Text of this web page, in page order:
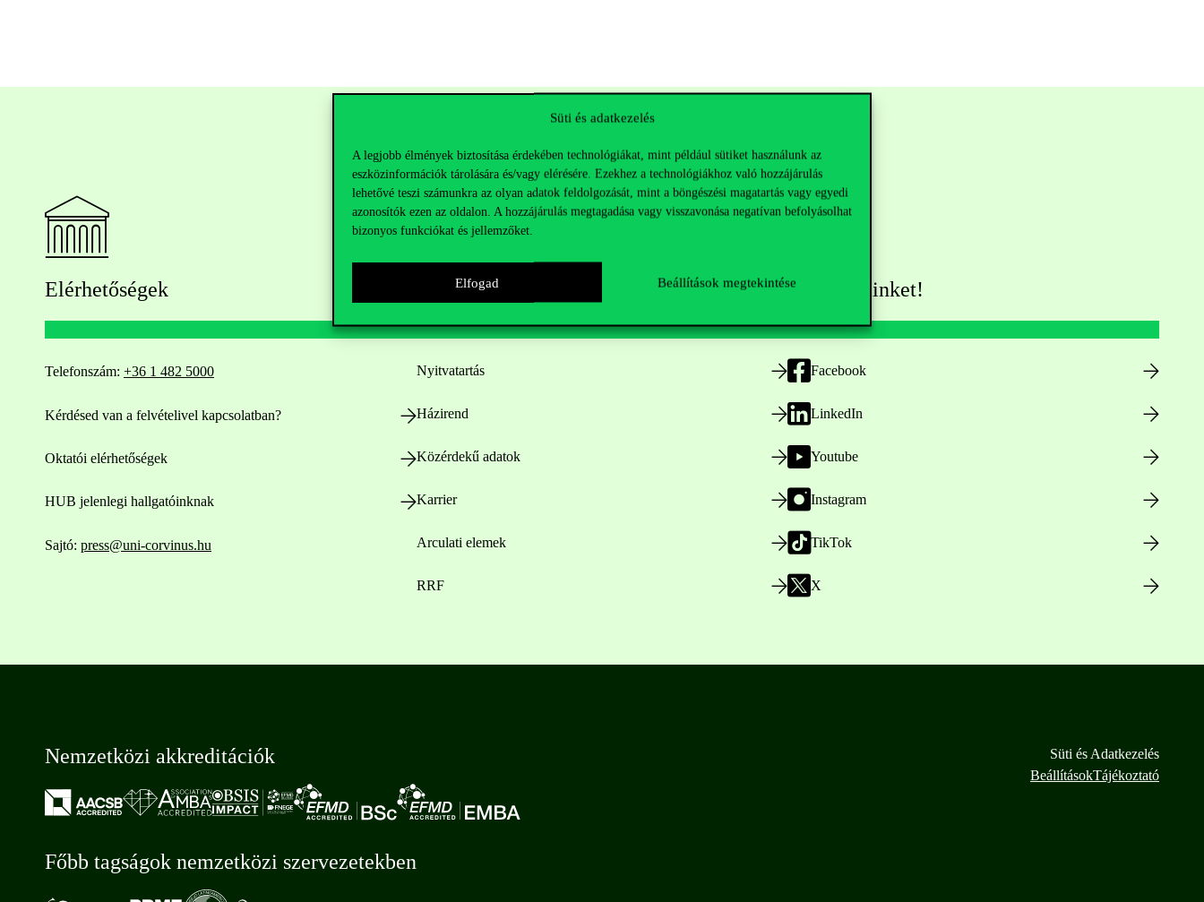
Süti és adatkezelés
A legjobb élmények biztosítása érdekében technológiákat, mint például sütiket használunk az
eszközinformációk tárolására és/vagy elérésére. Ezekhez a technológiákhoz való hozzájárulás
lehetővé teszi számunkra az olyan adatok feldolgozását, mint a böngészési magatartás vagy egyedi
azonosítók ezen az oldalon. A hozzájárulás megtagadása vagy visszavonása negatívan befolyásolhat
bizonyos funkciókat és jellemzőket.
Elfogad Beállítások megtekintése
Elérhetőségek
Telefonszám: +36 1 482 5000
Kérdésed van a felvételivel kapcsolatban?
Oktatói elérhetőségek
HUB jelenlegi hallgatóinknak
Sajtó: press@uni-corvinus.hu
Hasznos linkek
Nyitvatartás
Házirend
Közérdekű adatok
Karrier
Arculati elemek
RRF
Kövess minket!
Facebook
LinkedIn
Youtube
Instagram
TikTok
X
Nemzetközi akkreditációk
Főbb tagságok nemzetközi szervezetekben
Süti és Adatkezelés
BeállításokTájékoztató